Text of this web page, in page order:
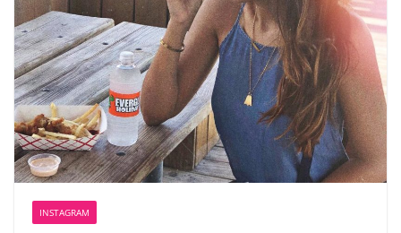
INSTAGRAM